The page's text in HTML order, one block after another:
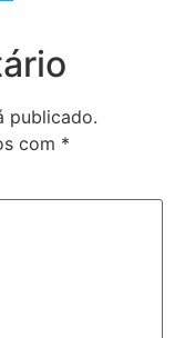
publicado.
com *